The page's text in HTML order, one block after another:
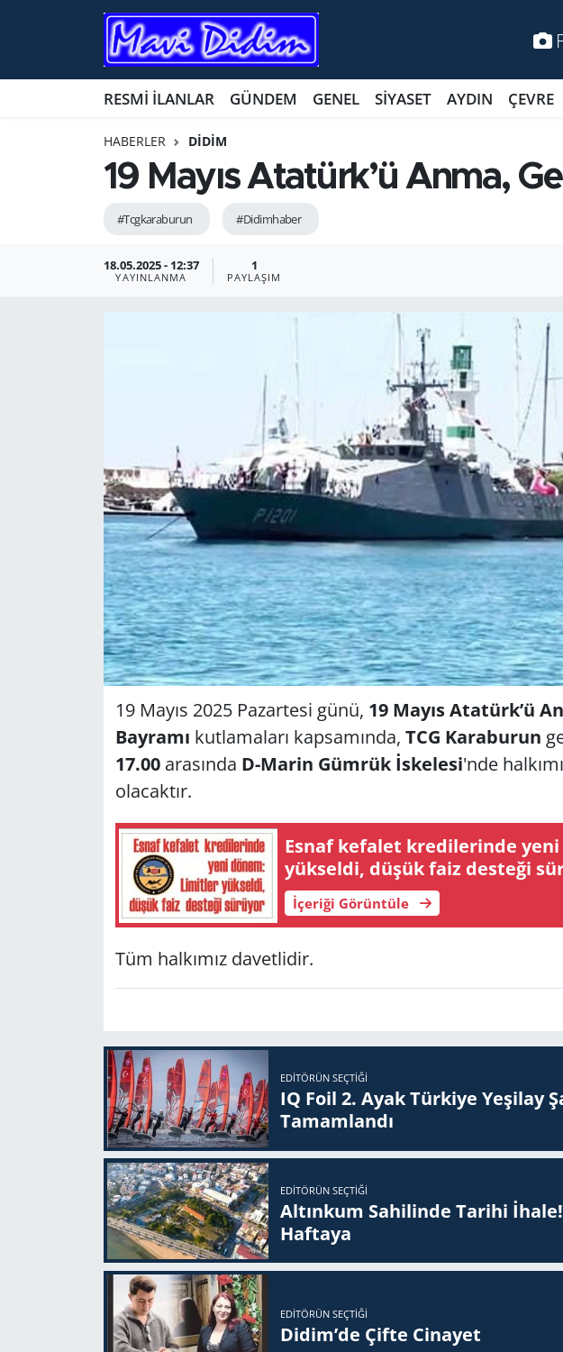
RESMİ İLANLAR GÜNDEM GENEL SİYASET AYDIN ÇEVRE
HABERLER DİDİM
19 Mayıs Atatürk’ü Anma,
#Tcgkaraburun #Didimhaber
18.05.2025 - 12:37
YAYINLANMA
1
PAYLAŞIM
19 Mayıs 2025 Pazartesi günü, 19 Mayıs Atatürk’ü
Bayramı kutlamaları kapsamında, TCG Karaburun
17.00arasında D-Marin Gümrük İskelesi'nde
olacaktır.
Esnaf ke­fa­let kre­di­le­rin­de yeni dönem: Li­mit­ler
yük­sel­di, düşük faiz
İçeriği Görüntüle
Tüm halkımız davetlidir.
EDITÖRÜN SEÇTIĞI
IQ Foil 2. Ayak Tür­ki­ye Ye­şi­lay
Ta­mam­lan­dı
EDITÖRÜN SEÇTIĞI
Altınkum Sahilinde Tarihi
Haftaya
EDITÖRÜN SEÇTIĞI
Didim’de Çifte Ci­na­yet
ANTİK YERLER
HABERDE İNSAN
KÜLTÜR SANAT
MAGAZİN
POLİTİKA
RESMİ İLANLAR
Nöbetçi Eczaneler
Namaz Vakitleri